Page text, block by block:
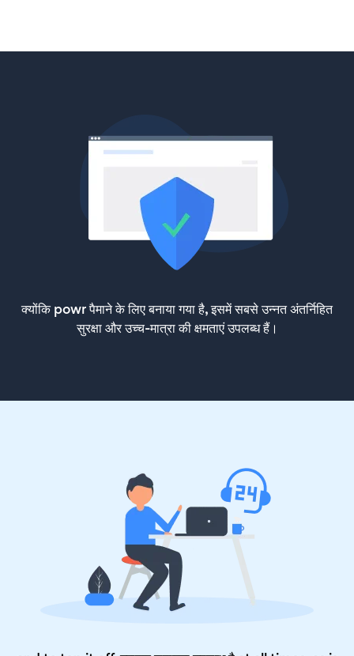
क्योंकि powr पैमाने के लिए बनाया गया है, इसमें सबसे उन्नत अंतर्निहित
सुरक्षा और उच्च-मात्रा की क्षमताएं उपलब्ध हैं।